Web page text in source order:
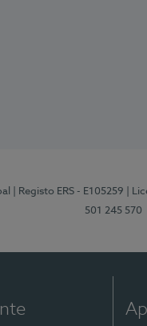
| Registo ERS - E105259 |
501 245 570